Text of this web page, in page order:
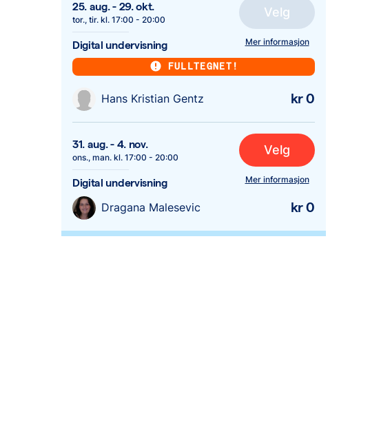
25. aug.- 29. okt.
tor., tir. kl. 17:00 - 20:00
Digital undervisning
Velg
Mer informasjon
FULLTEGNET!
Hans Kristian Gentz kr 0
31. aug.- 4. nov.
ons., man. kl. 17:00 - 20:00
Digital undervisning
Velg
Mer informasjon
Dragana Malesevic kr 0